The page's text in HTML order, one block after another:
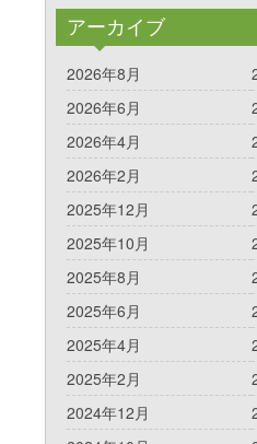
アーカイブ
2026年8月
2026年6月
2026年4月
2026年2月
2025年12月
2025年10月
2025年8月
2025年6月
2025年4月
2025年2月
2024年12月